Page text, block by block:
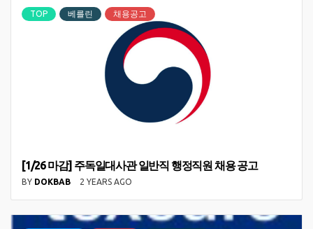
TOP 베를린 채용공고
[1/26 마감] 주독일대사관 일반직 행정직원 채용 공고
BY DOKBAB 2 YEARS AGO